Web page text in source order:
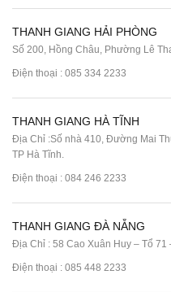
THANH GIANG HẢI PHÒNG
Số 200, Hồng Châu, Phường Lê
Điện thoại : 085 334 2233
THANH GIANG HÀ TĨNH
Địa Chỉ :Số nhà 410, Đường Mai
TP Hà Tĩnh.
Điện thoại : 084 246 2233
THANH GIANG ĐÀ NẴNG
Địa Chỉ : 58 Cao Xuân Huy – Tổ 71
Điện thoại : 085 448 2233